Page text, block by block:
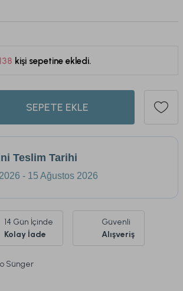
526
138 kişi sepetine ekledi.
SEPETE EKLE
Teslim Tarihi
- 15 Ağustos 2026
14 Gün İçinde
Kolay İade
Güvenli
Alışveriş
Sünger